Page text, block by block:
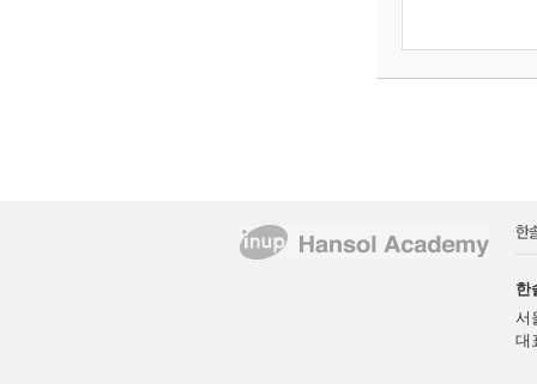
한
서
대